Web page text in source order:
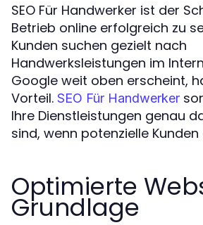
SEO Für Handwerker ist der
Betrieb online erfolgreich zu
Kunden suchen gezielt nach
Handwerksleistungen im
Google weit oben erscheint,
Vorteil. SEO Für Handwerker
Ihre Dienstleistungen genau
sind, wenn potenzielle
Optimierte
Grundlage